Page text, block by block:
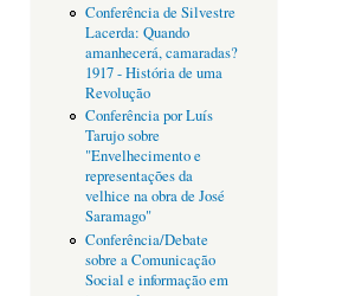
Conferência de Silvestre
Lacerda: Quando
amanhecerá, camaradas?
1917 - História de uma
Revolução
Conferência por Luís
Tarujo sobre
"Envelhecimento e
representações da
velhice na obra de José
Saramago"
Conferência/Debate
sobre a Comunicação
Social e informação em